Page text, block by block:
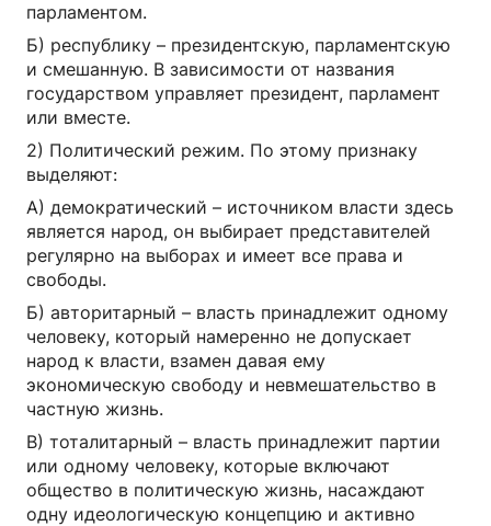
парламентом.
Б) республику – президентскую, парламентскую
и смешанную. В зависимости от названия
государством управляет президент, парламент
или вместе.
2) Политический режим. По этому признаку
выделяют:
А) демократический – источником власти здесь
является народ, он выбирает представителей
регулярно на выборах и имеет все права и
свободы.
Б) авторитарный – власть принадлежит одному
человеку, который намеренно не допускает
народ к власти, взамен давая ему
экономическую свободу и невмешательство в
частную жизнь.
В) тоталитарный – власть принадлежит партии
или одному человеку, которые включают
общество в политическую жизнь, насаждают
одну идеологическую концепцию и активно